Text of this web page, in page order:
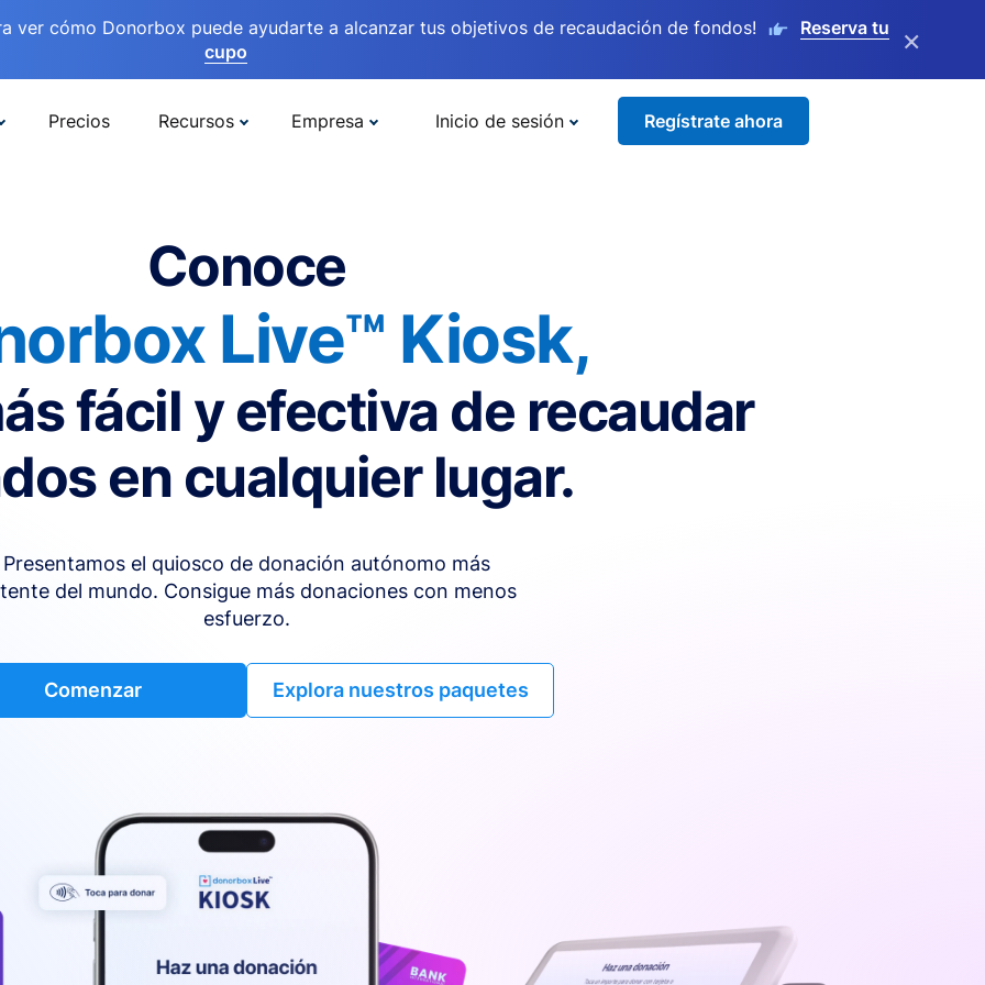
ver cómo Donorbox puede ayudarte a alcanzar tus objetivos de recaudación de fondos!
Reserva tu
cupo
×
Precios Recursos Empresa Inicio de sesión Regístrate ahora
Conoce
Live™ Kiosk,
fácil y efectiva de recaudar
en cualquier lugar.
Presentamos el quiosco de donación autónomo más
del mundo. Consigue más donaciones con menos
esfuerzo.
Comenzar Explora nuestros paquetes